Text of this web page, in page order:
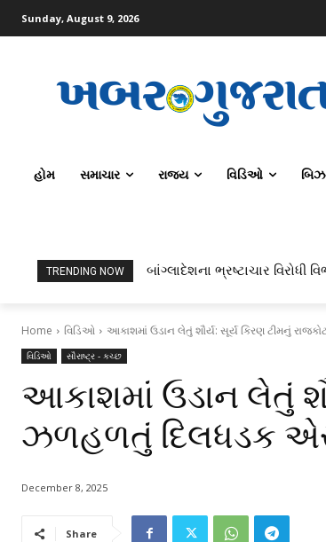
Sunday, August 9, 2026
હોમ સમાચાર રાજ્ય વિડિઓ
TRENDING NOW બાંગ્લાદેશના ભ્રષ્ટાચાર
Home વિડિઓ આકાશમાં ઉડાન લેતું શૌર્ય: સૂર્ય કિરણ ટીમનું
વિડિઓ સૌરાષ્ટ્ર - કચ્છ
આકાશમાં ઉડાન લેતું
ઝળહળતું દિલધડક
December 8, 2025
Share